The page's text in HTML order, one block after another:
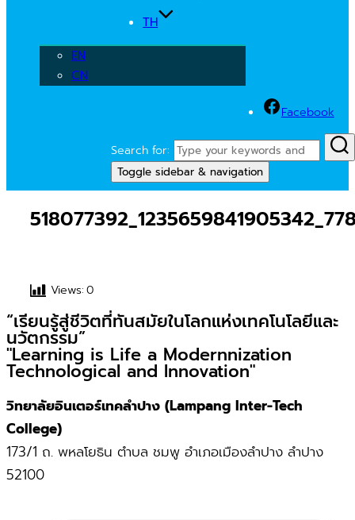
TH
EN
CN
Facebook
Search for:
Toggle sidebar & navigation
Views:0
“เรียนรู้สู่ชีวิตที่ทันสมัยในโลกแห่งเทคโนโลยีและ
นวัตกรรม”
"Learning is Life a Modernnization
Technological and Innovation"
วิทยาลัยอินเตอร์เทคลำปาง (Lampang Inter-Tech
College)
173/1 ถ. พหลโยธิน ตำบล ชมพู อำเภอเมืองลำปาง ลำปาง
52100